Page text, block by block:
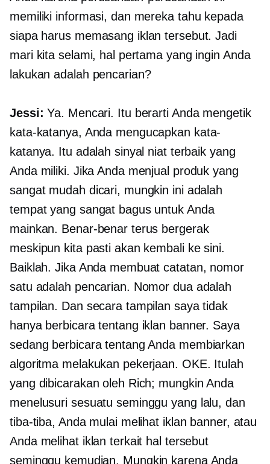
memiliki informasi, dan mereka tahu kepada
siapa harus memasang iklan tersebut. Jadi
mari kita selami, hal pertama yang ingin Anda
lakukan adalah pencarian?
Jessi: Ya. Mencari. Itu berarti Anda mengetik
kata-katanya, Anda mengucapkan kata-
katanya. Itu adalah sinyal niat terbaik yang
Anda miliki. Jika Anda menjual produk yang
sangat mudah dicari, mungkin ini adalah
tempat yang sangat bagus untuk Anda
mainkan. Benar-benar terus bergerak
meskipun kita pasti akan kembali ke sini.
Baiklah. Jika Anda membuat catatan, nomor
satu adalah pencarian. Nomor dua adalah
tampilan. Dan secara tampilan saya tidak
hanya berbicara tentang iklan banner. Saya
sedang berbicara tentang Anda membiarkan
algoritma melakukan pekerjaan. OKE. Itulah
yang dibicarakan oleh Rich; mungkin Anda
menelusuri sesuatu seminggu yang lalu, dan
tiba-tiba, Anda mulai melihat iklan banner, atau
Anda melihat iklan terkait hal tersebut
seminggu kemudian. Mungkin karena Anda